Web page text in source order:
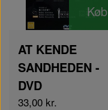
Køb
AT KENDE
SANDHEDEN -
DVD
33,00 kr.